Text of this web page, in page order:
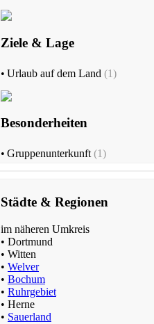
Ziele & Lage
• Urlaub auf dem Land (1)
Besonderheiten
• Gruppenunterkunft (1)
Städte & Regionen
im näheren Umkreis
• Dortmund
• Witten
• Welver
• Bochum
• Ruhrgebiet
• Herne
• Sauerland